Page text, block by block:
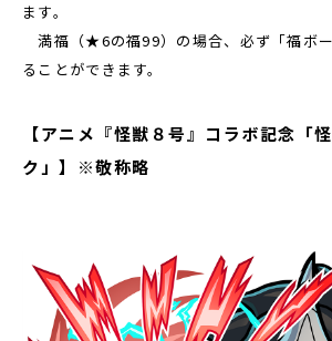
ます。
満福（★6の福99）の場合、必ず「福ボ
ることができます。
【アニメ『怪獣８号』コラボ記念「
ク」】※敬称略